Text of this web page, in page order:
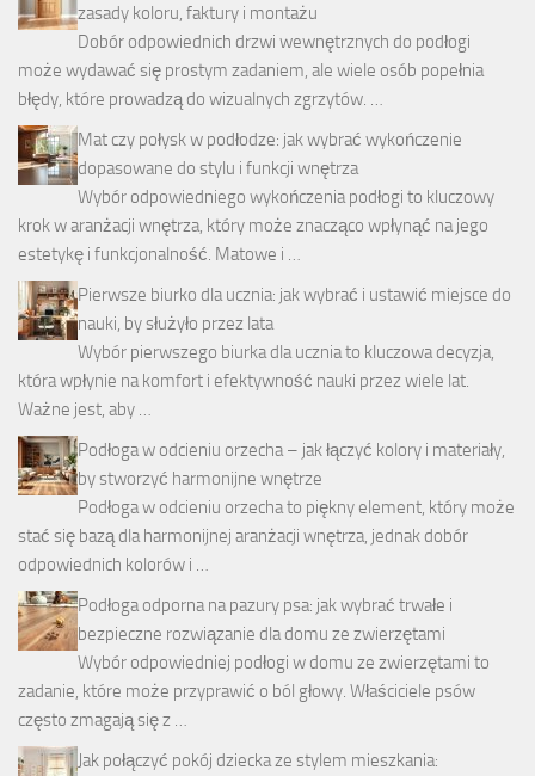
zasady koloru, faktury i montażu
Dobór odpowiednich drzwi wewnętrznych do podłogi
może wydawać się prostym zadaniem, ale wiele osób popełnia
błędy, które prowadzą do wizualnych zgrzytów. …
Mat czy połysk w podłodze: jak wybrać wykończenie
dopasowane do stylu i funkcji wnętrza
Wybór odpowiedniego wykończenia podłogi to kluczowy
krok w aranżacji wnętrza, który może znacząco wpłynąć na jego
estetykę i funkcjonalność. Matowe i …
Pierwsze biurko dla ucznia: jak wybrać i ustawić miejsce do
nauki, by służyło przez lata
Wybór pierwszego biurka dla ucznia to kluczowa decyzja,
która wpłynie na komfort i efektywność nauki przez wiele lat.
Ważne jest, aby …
Podłoga w odcieniu orzecha – jak łączyć kolory i materiały,
by stworzyć harmonijne wnętrze
Podłoga w odcieniu orzecha to piękny element, który może
stać się bazą dla harmonijnej aranżacji wnętrza, jednak dobór
odpowiednich kolorów i …
Podłoga odporna na pazury psa: jak wybrać trwałe i
bezpieczne rozwiązanie dla domu ze zwierzętami
Wybór odpowiedniej podłogi w domu ze zwierzętami to
zadanie, które może przyprawić o ból głowy. Właściciele psów
często zmagają się z …
Jak połączyć pokój dziecka ze stylem mieszkania: